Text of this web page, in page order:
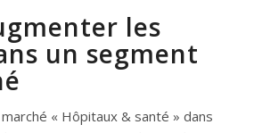
les
un segment
« Hôpitaux & santé » dans